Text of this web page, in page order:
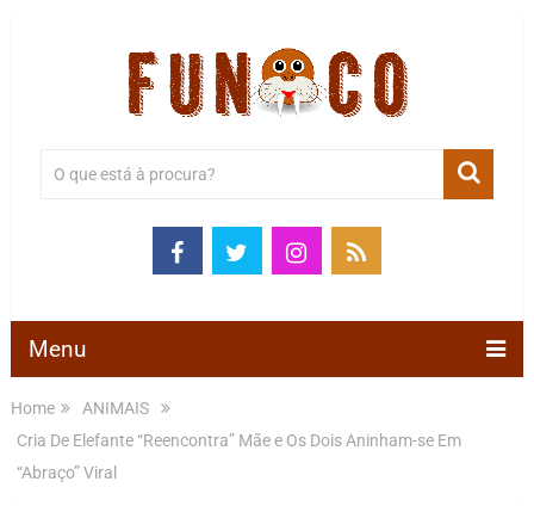
Menu
Home
ANIMAIS
Cria De Elefante “Reencontra” Mãe e Os Dois Aninham-se Em
“Abraço” Viral